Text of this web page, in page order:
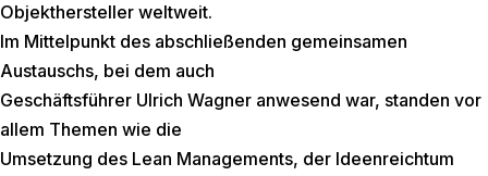
Objekthersteller weltweit.
Im Mittelpunkt des abschließenden gemeinsamen
Austauschs, bei dem auch
Geschäftsführer Ulrich Wagner anwesend war, standen vor
allem Themen wie die
Umsetzung des Lean Managements, der Ideenreichtum